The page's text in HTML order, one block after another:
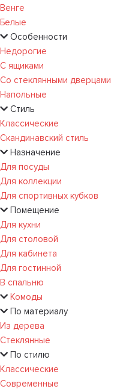
Венге
Белые
Особенности
Недорогие
С ящиками
Со стеклянными дверцами
Напольные
Стиль
Классические
Скандинавский стиль
Назначение
Для посуды
Для коллекции
Для спортивных кубков
Помещение
Для кухни
Для столовой
Для кабинета
Для гостинной
В спальню
Комоды
По материалу
Из дерева
Стеклянные
По стилю
Классические
Современные